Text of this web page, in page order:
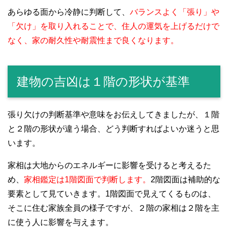
あらゆる面から冷静に判断して、 バランスよく「張り」や
「欠け」を取り入れることで、住人の運気を上げるだけで
なく、家の耐久性や耐震性まで良くなります。
建物の吉凶は１階の形状が基準
張り欠けの判断基準や意味をお伝えしてきましたが、１階
と２階の形状が違う場合、どう判断すればよいか迷うと思
います。
家相は大地からのエネルギーに影響を受けると考えるた
め、 家相鑑定は1階図面で判断します。 2階図面は補助的な
要素として見ていきます。1階図面で見えてくるものは、
そこに住む家族全員の様子ですが、２階の家相は２階を主
に使う人に影響を与えます。